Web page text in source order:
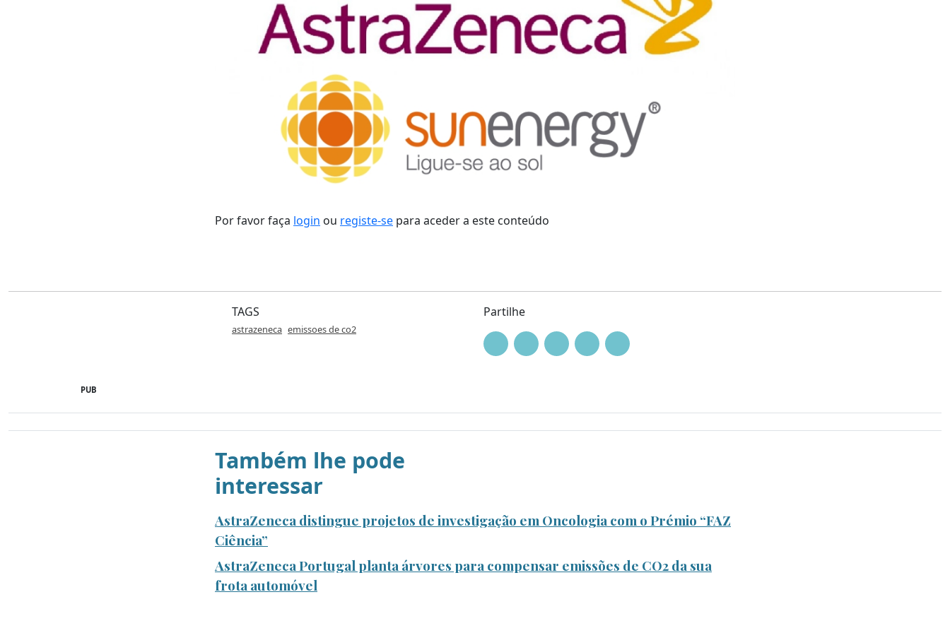
Por favor faça login ou registe-se para aceder a este conteúdo
TAGS
astrazeneca emissoes de co2
Partilhe
PUB
Também lhe pode
interessar
AstraZeneca distingue projetos de investigação em Oncologia com o Prémio “FAZ
Ciência”
AstraZeneca Portugal planta árvores para compensar emissões de CO2 da sua
frota automóvel